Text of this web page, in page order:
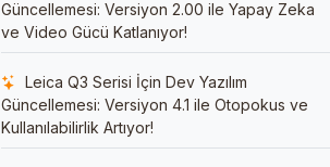
Güncellemesi: Versiyon 2.00 ile Yapay Zeka
ve Video Gücü Katlanıyor!
Leica Q3 Serisi İçin Dev Yazılım
Güncellemesi: Versiyon 4.1 ile Otopokus ve
Kullanılabilirlik Artıyor!